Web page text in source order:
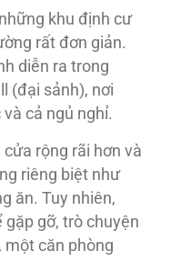
khu định cư
rất đơn giản.
diễn ra trong
(đại sảnh), nơi
cả ngủ nghỉ.
rộng rãi hơn và
riêng biệt như
ăn. Tuy nhiên,
gỡ, trò chuyện
một căn phòng